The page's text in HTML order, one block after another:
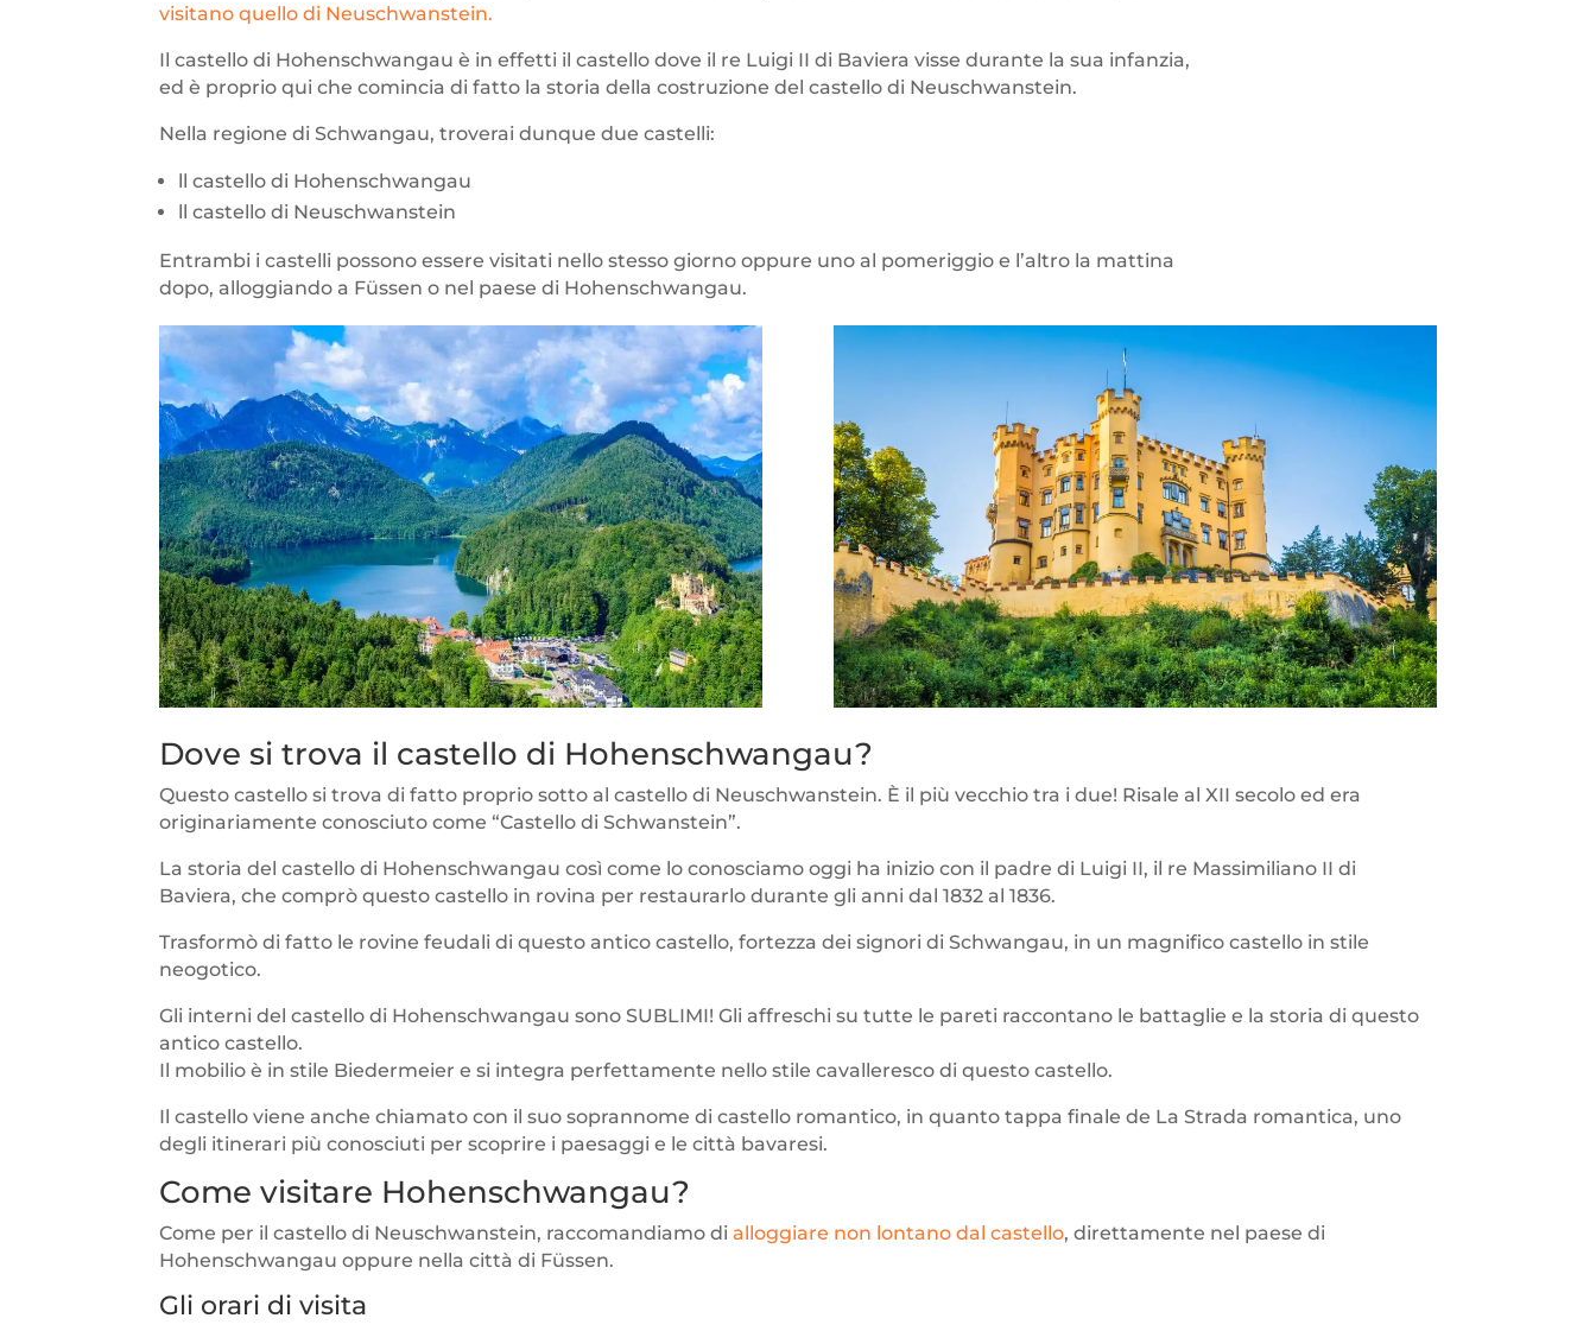
visitano quello di Neuschwanstein.
Il castello di Hohenschwangau è in effetti il castello dove il re Luigi II di Baviera visse durante la sua infanzia,
ed è proprio qui che comincia di fatto la storia della costruzione del castello di Neuschwanstein.
Nella regione di Schwangau, troverai dunque due castelli:
ll castello di Hohenschwangau
ll castello di Neuschwanstein
Entrambi i castelli possono essere visitati nello stesso giorno oppure uno al pomeriggio e l’altro la mattina
dopo, alloggiando a Füssen o nel paese di Hohenschwangau.
Dove si trova il castello di Hohenschwangau?
Questo castello si trova di fatto proprio sotto al castello di Neuschwanstein. È il più vecchio tra i due! Risale al XII secolo ed era
originariamente conosciuto come “Castello di Schwanstein”.
La storia del castello di Hohenschwangau così come lo conosciamo oggi ha inizio con il padre di Luigi II, il re Massimiliano II di
Baviera, che comprò questo castello in rovina per restaurarlo durante gli anni dal 1832 al 1836.
Trasformò di fatto le rovine feudali di questo antico castello, fortezza dei signori di Schwangau, in un magnifico castello in stile
neogotico.
Gli interni del castello di Hohenschwangau sono SUBLIMI! Gli affreschi su tutte le pareti raccontano le battaglie e la storia di questo
antico castello.
Il mobilio è in stile Biedermeier e si integra perfettamente nello stile cavalleresco di questo castello.
Il castello viene anche chiamato con il suo soprannome di castello romantico, in quanto tappa finale de La Strada romantica, uno
degli itinerari più conosciuti per scoprire i paesaggi e le città bavaresi.
Come visitare Hohenschwangau?
Come per il castello di Neuschwanstein, raccomandiamo dialloggiare non lontano dal castello, direttamente nel paese di
Hohenschwangau oppure nella città di Füssen.
Gli orari di visita